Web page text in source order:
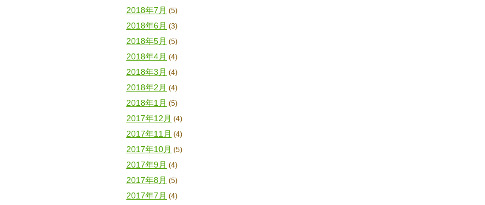
2018年7月 (5)
2018年6月 (3)
2018年5月 (5)
2018年4月 (4)
2018年3月 (4)
2018年2月 (4)
2018年1月 (5)
2017年12月 (4)
2017年11月 (4)
2017年10月 (5)
2017年9月 (4)
2017年8月 (5)
2017年7月 (4)